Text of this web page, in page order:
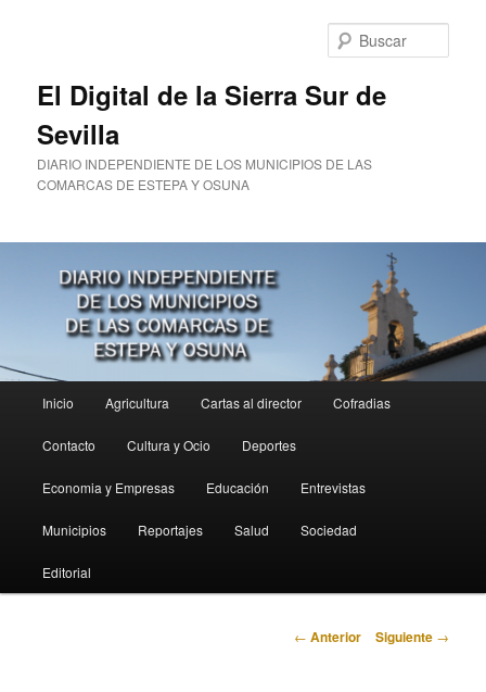
El Digital de la Sierra Sur de
Sevilla
DIARIO INDEPENDIENTE DE LOS MUNICIPIOS DE LAS
COMARCAS DE ESTEPA Y OSUNA
principal
Inicio Agricultura Cartas al director Cofradias
Contacto Cultura y Ocio Deportes
Economia y Empresas Educación Entrevistas
Municipios Reportajes Salud Sociedad
Editorial
Navegación
← Anterior Siguiente →